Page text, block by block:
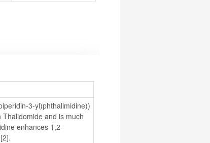
3-yl)phthalimidine))
and is much
enhances 1,2-